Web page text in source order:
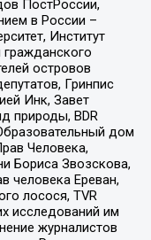
ПостРоссии,
в России –
Институт
гражданского
островов
Гринпис
Инк, Завет
природы, BDR
дом
Человека,
Бориса Звозскова,
человека Ереван,
лосося, TVR
исследований им
журналистов